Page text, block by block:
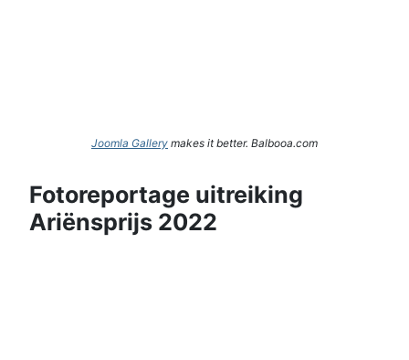
Joomla Gallery makes it better. Balbooa.com
Fotoreportage uitreiking
Ariënsprijs 2022